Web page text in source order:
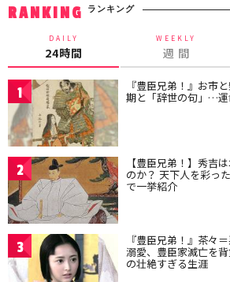
RANKING ランキング
DAILY
24時間
WEEKLY
週 間
1 『豊臣兄弟！』お市
期と「辞世の句」…
2 【豊臣兄弟！】秀吉
のか？ 天下人を彩っ
で一挙紹介
3 『豊臣兄弟！』茶々
溺愛、豊臣家滅亡を
の壮絶すぎる生涯